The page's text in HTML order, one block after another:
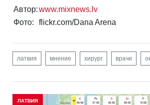
Автор:www.mixnews.lv
Фото:
flickr.com/Dana Arena
латвия мнение хирург врачи
ЛАТВИЯ